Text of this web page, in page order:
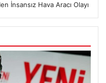
İnsansız Hava Aracı Olayı